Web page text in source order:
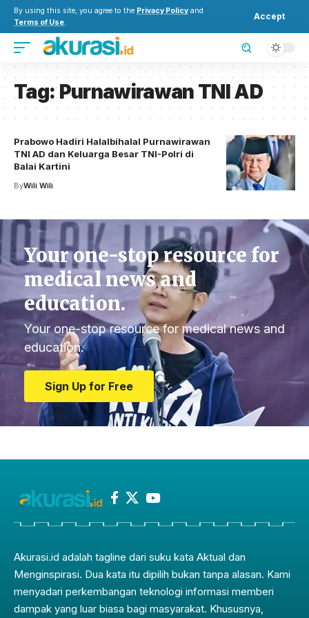
By using this site, you agree to the Privacy Policy and
Terms of Use.
Accept
Tag:Purnawirawan TNI AD
Prabowo Hadiri Halalbihalal Purnawirawan
TNI AD dan Keluarga Besar TNI-Polri di
Balai Kartini
ByWili Wili
Your one-stop resource for
medical news and
education.
Your one-stop resource for medical news and
education.
Sign Up for Free
Akurasi.id adalah tagline dari suku kata Aktual dan
Menginspirasi. Dua kata itu dipilih bukan tanpa alasan. Kami
menyadari perkembangan teknologi informasi memberi
dampak yang luar biasa bagi masyarakat. Khususnya,